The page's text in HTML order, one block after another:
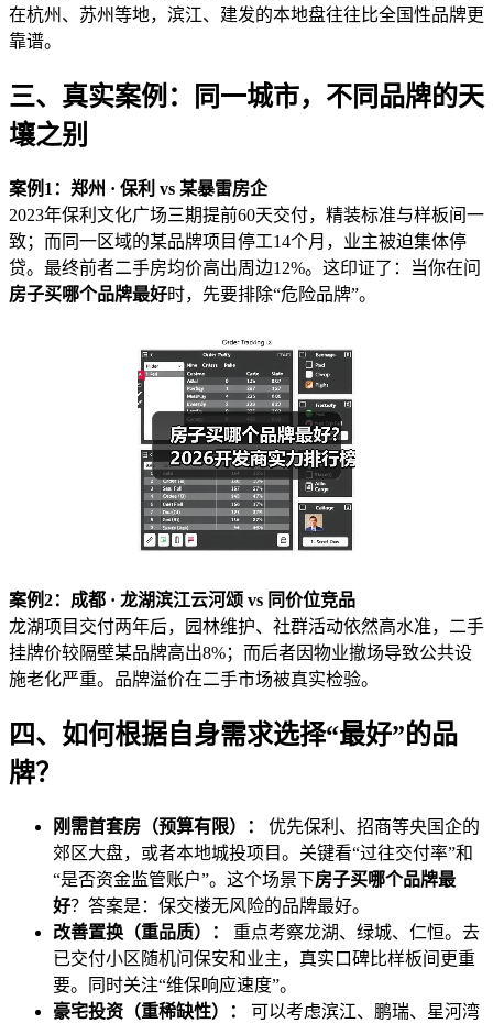
在杭州、苏州等地，滨江、建发的本地盘往往比全国性品牌更
靠谱。
三、真实案例：同一城市，不同品牌的天
壤之别
案例1：郑州 · 保利 vs 某暴雷房企
2023年保利文化广场三期提前60天交付，精装标准与样板间一
致；而同一区域的某品牌项目停工14个月，业主被迫集体停
贷。最终前者二手房均价高出周边12%。这印证了：当你在问
房子买哪个品牌最好时，先要排除“危险品牌”。
案例2：成都 · 龙湖滨江云河颂 vs 同价位竞品
龙湖项目交付两年后，园林维护、社群活动依然高水准，二手
挂牌价较隔壁某品牌高出8%；而后者因物业撤场导致公共设
施老化严重。品牌溢价在二手市场被真实检验。
四、如何根据自身需求选择“最好”的品
牌？
刚需首套房（预算有限）：
优先保利、招商等央国企的
郊区大盘，或者本地城投项目。关键看“过往交付率”和
“是否资金监管账户”。这个场景下房子买哪个品牌最
好？答案是：保交楼无风险的品牌最好。
改善置换（重品质）：
重点考察龙湖、绿城、仁恒。去
已交付小区随机问保安和业主，真实口碑比样板间更重
要。同时关注“维保响应速度”。
豪宅投资（重稀缺性）：
可以考虑滨江、鹏瑞、星河湾